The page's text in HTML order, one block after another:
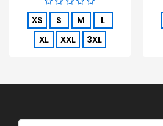
XS S M
L
XL
XXL 3XL